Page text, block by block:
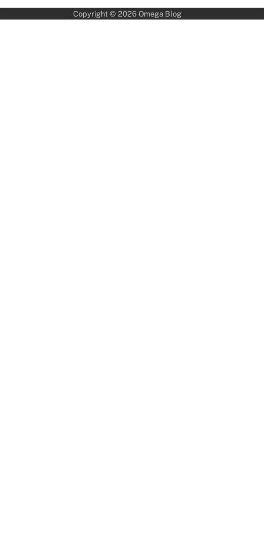
Copyright © 2026 Omega Blog